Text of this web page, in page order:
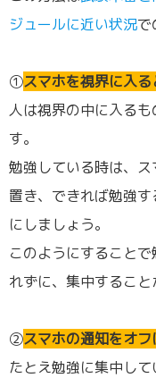
ジュールに近い状況で
①スマホを視界に入る
人は視界の中に入る
す。
勉強している時は、
置き、できれば勉強
にしましょう。
このようにすること
れずに、集中すること
②スマホの通知をオフ
たとえ勉強に集中し